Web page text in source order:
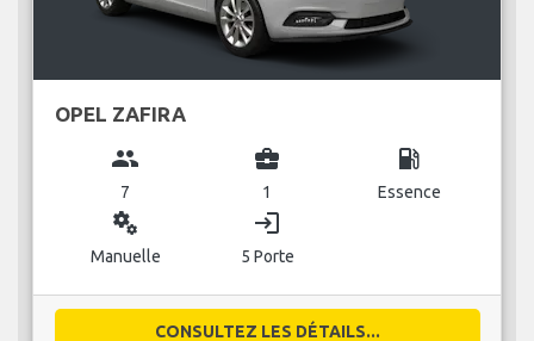
OPEL ZAFIRA
group
7
business_center
1
local_gas_station
Essence
miscellaneous_services
Manuelle
login
5 Porte
CONSULTEZ LES DÉTAILS...